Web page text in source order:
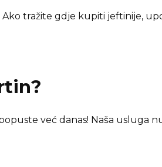
tražite gdje kupiti jeftinije,
?
već danas! Naša usluga